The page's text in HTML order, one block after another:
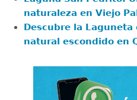
naturaleza en Viejo
Descubre la
natural escondido en